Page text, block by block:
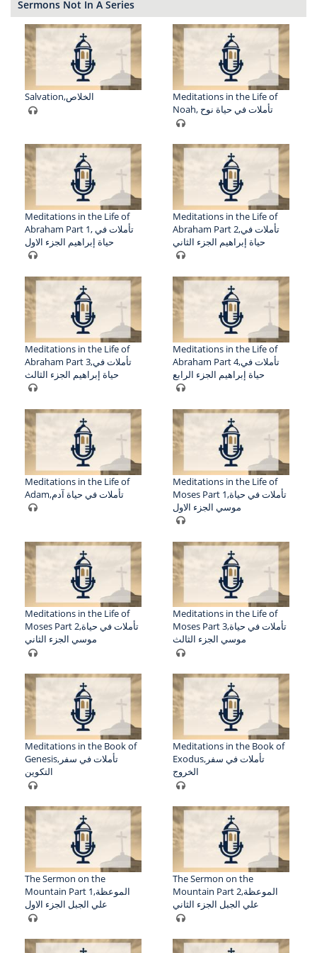
Sermons Not In A Series
Salvation,الخلاص
Meditations in the Life of
Noah, تأملات في حياة نوح
Meditations in the Life of
Abraham Part 1, تأملات في
حياة إبراهيم الجزء الاول
Meditations in the Life of
Abraham Part 2,تأملات في
حياة إبراهيم الجزء الثاني
Meditations in the Life of
Abraham Part 3,تأملات في
حياة إبراهيم الجزء الثالث
Meditations in the Life of
Abraham Part 4,تأملات في
حياة إبراهيم الجزء الرابع
Meditations in the Life of
Adam,تأملات في حياة آدم
Meditations in the Life of
Moses Part 1,تأملات في حياة
موسي الجزء الاول
Meditations in the Life of
Moses Part 2,تأملات في حياة
موسي الجزء الثاني
Meditations in the Life of
Moses Part 3,تأملات في حياة
موسي الجزء الثالث
Meditations in the Book of
Genesis,تأملات في سفر
التكوين
Meditations in the Book of
Exodus,تأملات في سفر
الخروج
The Sermon on the
Mountain Part 1,الموعظة
علي الجبل الجزء الاول
The Sermon on the
Mountain Part 2,الموعظة
علي الجبل الجزء الثاني